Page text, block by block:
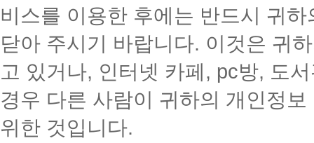
비스를 이용한 후에는 반드시 귀
닫아 주시기 바랍니다. 이것은 귀
고 있거나, 인터넷 카페, pc방, 도
경우 다른 사람이 귀하의 개인정
위한 것입니다.